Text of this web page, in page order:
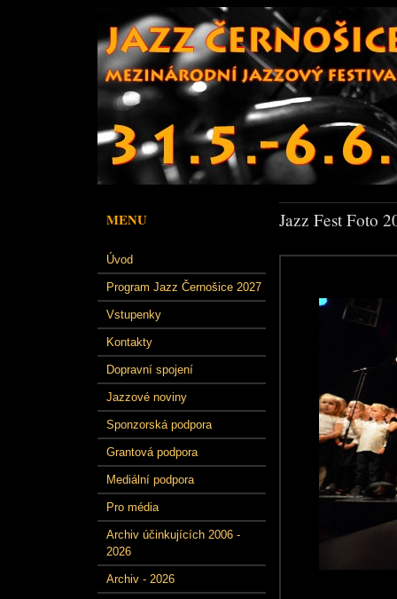
MENU
Úvod
Program Jazz Černošice 2027
Vstupenky
Kontakty
Dopravní spojení
Jazzové noviny
Sponzorská podpora
Grantová podpora
Mediální podpora
Pro média
Archiv účinkujících 2006 -
2026
Archiv - 2026
Jazz Fest Foto